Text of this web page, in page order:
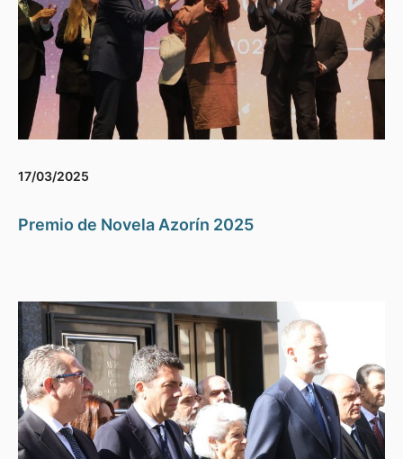
17/03/2025
Premio de Novela Azorín 2025